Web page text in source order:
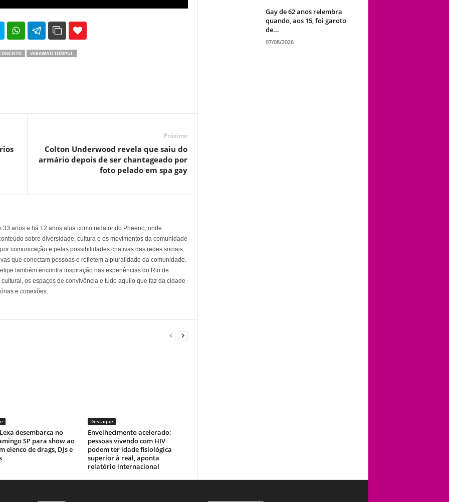
35
VERAWATI TOMPUL
Próximo
Colton Underwood revela que saiu do
armário depois de ser chantageado por
foto pelado em spa gay
33 anos e há 12 anos atua como redator do Pheeno, onde
sobre diversidade, cultura e os movimentos da comunidade
comunicação e pelas possibilidades criativas das redes sociais,
que conectam pessoas e refletem a pluralidade da comunidade.
também encontra inspiração nas experiências do Rio de
os espaços de convivência e tudo aquilo que faz da cidade
e conexões.
desembarca no
SP para show ao
elenco de drags, DJs e
Destaque
Envelhecimento acelerado:
pessoas vivendo com HIV
podem ter idade fisiológica
superior à real, aponta
relatório internacional
Gay de 62 anos relembra
quando, aos 15, foi garoto
de...
07/08/2026